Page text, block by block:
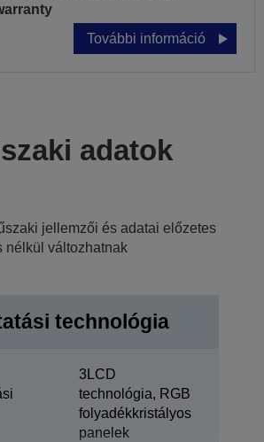
További információ
adatok
jellemzői és adatai előzetes
nélkül változhatnak
technológia
3LCD
technológia, RGB
folyadékkristályos
panelek